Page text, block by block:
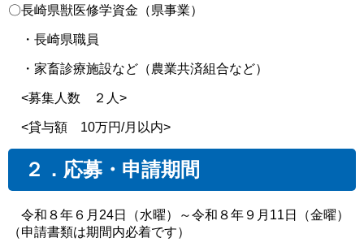
〇長崎県獣医修学資金（県事業）
・長崎県職員
・家畜診療施設など（農業共済組合など）
<募集人数 ２人>
<貸与額 10万円/月以内>
２．応募・申請期間
令和８年６月24日（水曜）～令和８年９月11日（金曜）
（申請書類は期間内必着です）